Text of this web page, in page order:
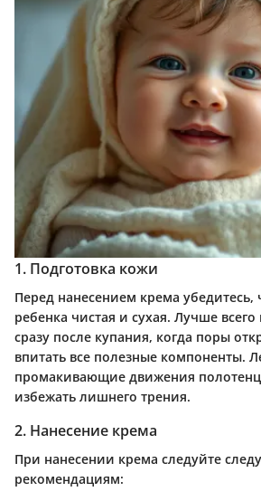
1. Подготовка кожи
Перед нанесением крема убедитесь,
ребенка чистая и сухая. Лучше
сразу после купания, когда поры
впитать все полезные компоненты.
промакивающие движения
избежать лишнего трения.
2. Нанесение крема
При нанесении крема следуйте
рекомендациям: